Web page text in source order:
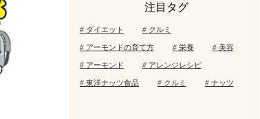
注目タグ
ダイエット クルミ
アーモンドの育て方 栄養 美容
アーモンド アレンジレシピ
東洋ナッツ食品 クルミ ナッツ